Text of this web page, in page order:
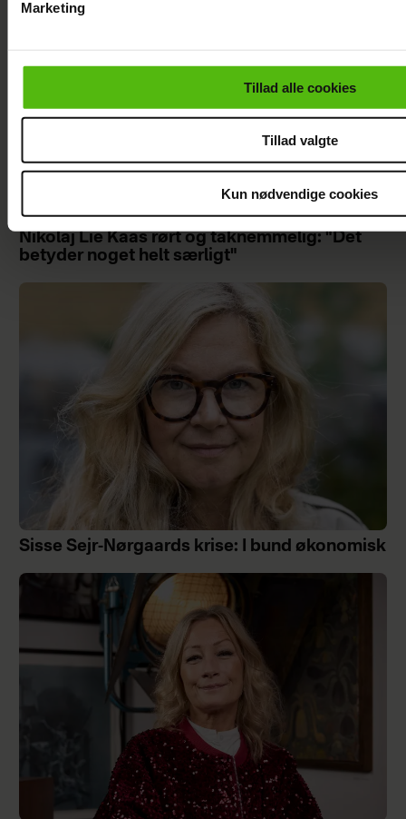
cookiepolitik.
Marketing
Tillad alle cookies
Tillad valgte
Kun nødvendige cookies
Nikolaj Lie Kaas rørt og taknemmelig: "Det
betyder noget helt særligt"
Sisse Sejr-Nørgaards krise: I bund økonomisk